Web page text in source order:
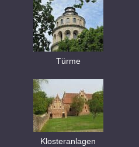
Türme
Klosteranlagen